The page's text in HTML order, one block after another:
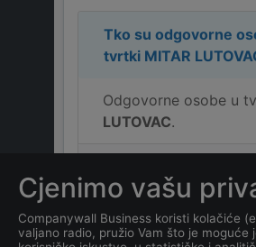
Tko su odgovorne
tvrtki MITAR
Odgovorne osobe u
LUTOVAC.
LUTOVAC?
Koji je kontakt tvrtke
Cjenimo vašu
Companywall Business koristi kolačiće
valjano radio, pružio Vam što je moguće